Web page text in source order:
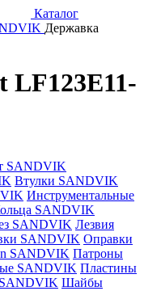
Каталог
Державка
LF123E11-
SANDVIK
Втулки SANDVIK
Инструментальные
SANDVIK
SANDVIK Лезвия
SANDVIK Оправки
SANDVIK Патроны
SANDVIK Пластины
Шайбы